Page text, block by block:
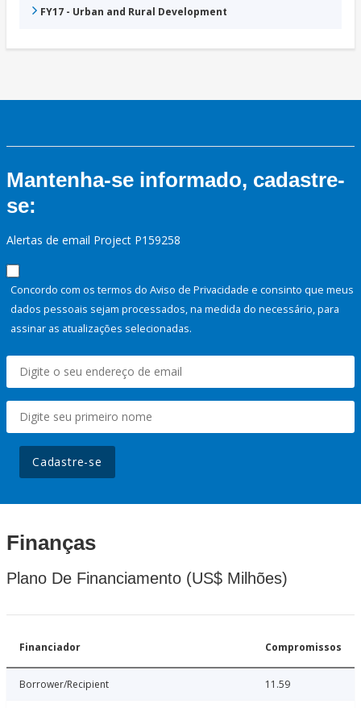
FY17 - Urban and Rural Development
Mantenha-se informado, cadastre-
se:
Alertas de email Project P159258
Concordo com os termos do Aviso de Privacidade e consinto que meus
dados pessoais sejam processados, na medida do necessário, para
assinar as atualizações selecionadas.
Cadastre-se
Finanças
Plano De Financiamento (US$ Milhões)
Financiador Compromissos
Borrower/Recipient 11.59